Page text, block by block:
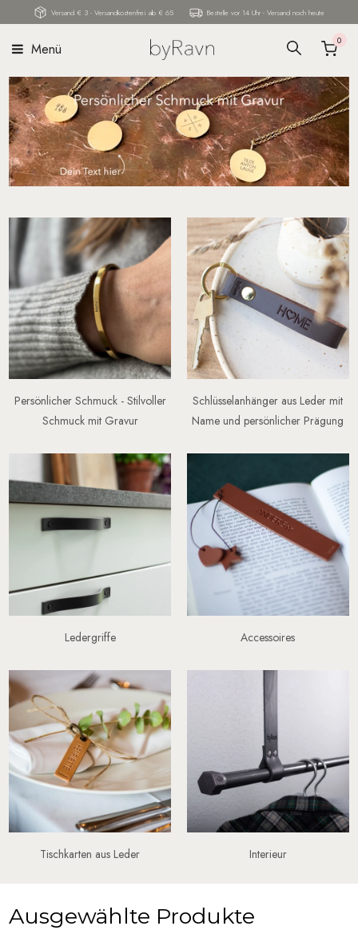
Versand € 3 - Versandkostenfrei ab € 65 Bestelle vor 14 Uhr - Versand noch heute
0
Menü
Persönlicher Schmuck - Stilvoller
Schmuck mit Gravur
Schlüsselanhänger aus Leder mit
Name und persönlicher Prägung
Ledergriffe Accessoires
Tischkarten aus Leder Interieur
Ausgewählte Produkte